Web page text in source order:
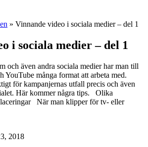
» Vinnande video i sociala medier – del 1
i sociala medier – del 1
och även andra sociala medier har man till
YouTube många format att arbeta med.
för kampanjernas utfall precis och även
Här kommer några tips. Olika
När man klipper för tv- eller
2018